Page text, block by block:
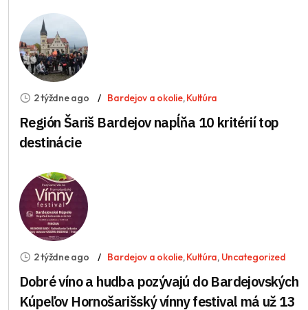
2 týždne ago Bardejov a okolie,Kultúra
Región Šariš Bardejov napĺňa 10 kritérií top
destinácie
2 týždne ago Bardejov a okolie,Kultúra, Uncategorized
Dobré víno a hudba pozývajú do Bardejovských
Kúpeľov Hornošarišský vínny festival má už 13